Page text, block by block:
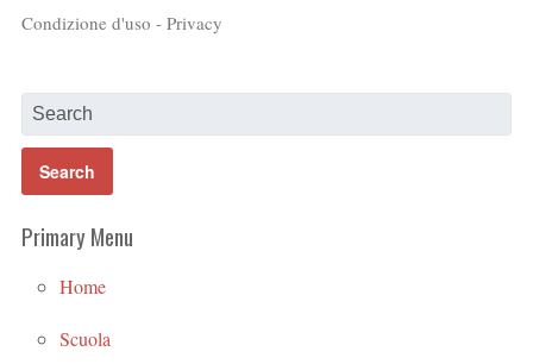
Condizione d'uso - Privacy
Primary Menu
Home
Scuola